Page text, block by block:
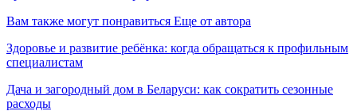
Вам также могут понравиться Еще от автора
Здоровье и развитие ребёнка: когда обращаться к профильным
специалистам
Дача и загородный дом в Беларуси: как сократить сезонные
расходы